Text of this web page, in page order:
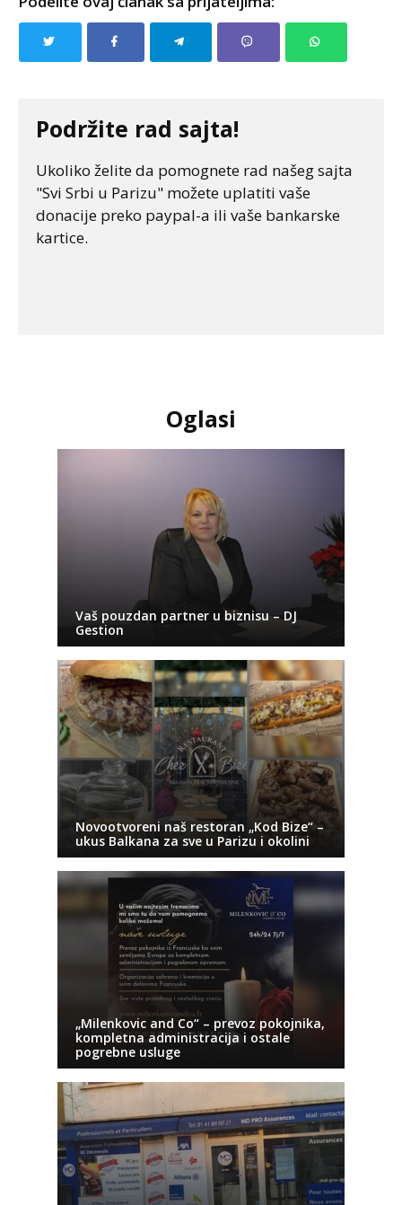
Podržite rad sajta!
Ukoliko želite da pomognete rad našeg sajta
"Svi Srbi u Parizu" možete uplatiti vaše
donacije preko paypal-a ili vaše bankarske
kartice.
Oglasi
Vaš pouzdan partner u biznisu – DJ
Gestion
Novootvoreni naš restoran „Kod Bize“ –
ukus Balkana za sve u Parizu i okolini
„Milenkovic and Co“ – prevoz pokojnika,
kompletna administracija i ostale
pogrebne usluge